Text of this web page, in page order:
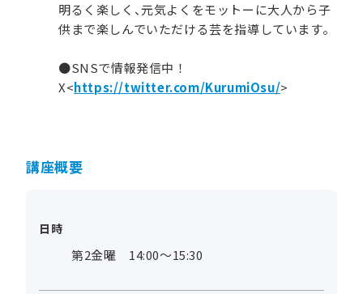
明るく楽しく、元気よくをモットーに大人から子
供まで楽しんでいただける芸を指導しています。
●SNSで情報発信中！
X<https://twitter.com/KurumiOsu/>
講座概要
日時
第2金曜 14:00～15:30